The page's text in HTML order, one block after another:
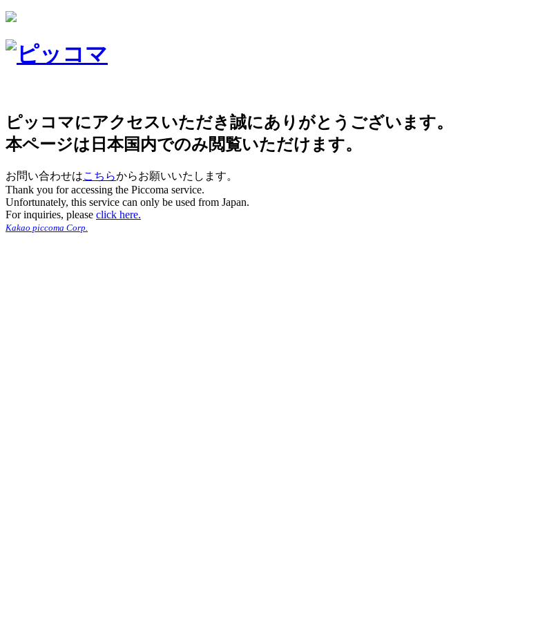
ピッコマにアクセスいただき誠にありがとうございます。
本ページは日本国内でのみ閲覧いただけます。
お問い合わせはこちらからお願いいたします。
Thank you for accessing the Piccoma service.
Unfortunately, this service can only be used from Japan.
For inquiries, please click here.
Kakao piccoma Corp.